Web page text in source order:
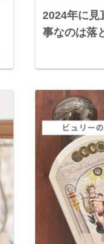
2024年に見
事なのは落